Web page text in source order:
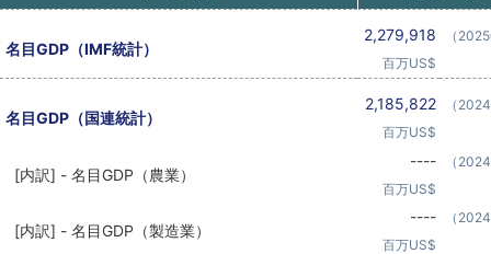
名目GDP（IMF統計）
2,279,918
百万US$
（
名目GDP（国連統計）
2,185,822
百万US$
（
[内訳] - 名目GDP（農業）
----
百万US$
（
[内訳] - 名目GDP（製造業）
----
百万US$
（